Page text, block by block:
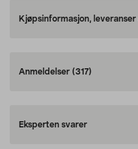
Kjøpsinformasjon,
Anmeldelser (317)
Eksperten svarer